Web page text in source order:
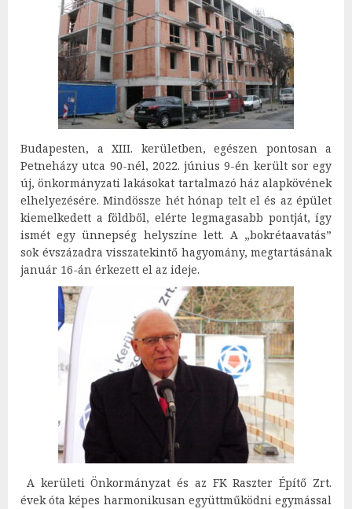
Budapesten, a XIII. kerületben, egészen pontosan a
Petneházy utca 90-nél, 2022. június 9-én került sor egy
új, önkormányzati lakásokat tartalmazó ház alapkövének
elhelyezésére. Mindössze hét hónap telt el és az épület
kiemelkedett a földből, elérte legmagasabb pontját, így
ismét egy ünnepség helyszíne lett. A „bokrétaavatás”
sok évszázadra visszatekintő hagyomány, megtartásának
január 16-án érkezett el az ideje.
A kerületi Önkormányzat és az FK Raszter Építő Zrt.
évek óta képes harmonikusan együttműködni egymással